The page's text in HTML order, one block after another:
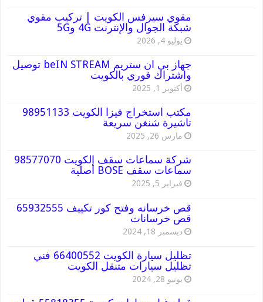
مقوي سيرفس الكويت | تركيب مقوي
شبكة الجوال والإنترنت 4G و5G
يوليو 4, 2026
جهاز بي ان ستريم beIN STREAM توصيل
واشتراك فوري بالكويت
أكتوبر 1, 2025
مكتب استخراج فيزا الكويت 98951133
تاشيرة شنغن سريعة
مارس 26, 2025
شركة سماعات سقف الكويت 98577070
سماعات سقف BOSE أصلية
فبراير 5, 2025
قص خرسانه وفتح كور تكييف 65932555
قص خرسانات
ديسمبر 18, 2024
تظليل سيارة الكويت 66400552 فني
تظليل سيارات متنقل الكويت
يونيو 28, 2024